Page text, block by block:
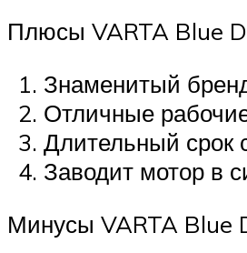
Плюсы VARTA Blue
Знаменитый
Отличные
Длительный срок
Заводит мотор в
Минусы VARTA Blue